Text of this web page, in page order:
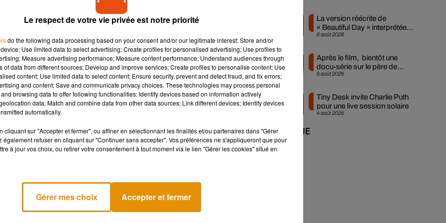
d’une enquête sociale dès qu’un fait est signalé, afin
dernière. L’association Aide aux victimes du Loiret est chargée
la garde à vue du prévenu.« Pour les victimes, il est ainsi
Puren.« Cela permet aussi d’aller chercher des personnes qui
rapprochement
dispositif à mettre en place. Outre les ordonnances de
exemple), les
Marie-Cécile Santin, substitut du procureur.
« 11 ont été
permettent dejoindre en priorité le 17, et le conjoint ou ex-
6 août 2026
La version réécrite de
« Beautiful Day » interprétée
lors des...
5 août 2026
Après le film, bientôt une
docu-série sur le père de
Michael Jackson
4 août 2026
Tiny Desk invite Charlie Puth
pour une live session solaire
+ DE MUSIQUE
Le respect de votre vie privée est notre priorité
do the following data processing based on your consent and/or our legitimate interest: Store and/or
Use limited data to select advertising; Create profiles for personalised advertising; Use profiles to
Measure advertising performance; Measure content performance; Understand audiences through
of data from different sources; Develop and improve services; Create profiles to personalise content; Use
content; Use limited data to select content; Ensure security, prevent and detect fraud, and fix errors;
and content; Save and communicate privacy choices. These technologies may process personal
browsing data to offer following functionalities: Identify devices based on information actively
data; Match and combine data from other data sources; Link different devices; Identify devices
automatically.
cliquant sur "Accepter et fermer", ou affiner en sélectionnant les finalités et/ou partenaires dans "Gérer
également refuser en cliquant sur "Continuer sans accepter". Vos préférences ne s'appliqueront que pour
à jour vos choix, ou retirer votre consentement à tout moment via le lien "Gérer les cookies" situé en
Gérer mes choix Accepter et fermer